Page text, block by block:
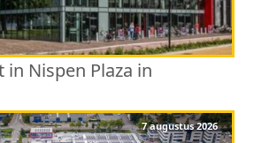
Nispen Plaza in
7 augustus 2026